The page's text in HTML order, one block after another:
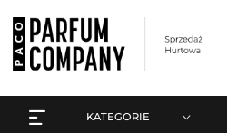
WSZYSTKO A-Z
KATEGORIE